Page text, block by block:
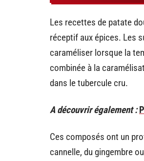
Les recettes de patate
réceptif aux épices. Les
caraméliser lorsque la
combinée à la
dans le tubercule cru.
A découvrir également :
Ces composés ont un
cannelle, du gingembre